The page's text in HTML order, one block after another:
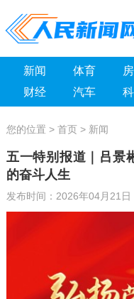
新闻 体育
财经
汽车
您的位置 > 首页> 新闻
五一特别报道｜吕景
的奋斗人生
发布时间：2026年04月21